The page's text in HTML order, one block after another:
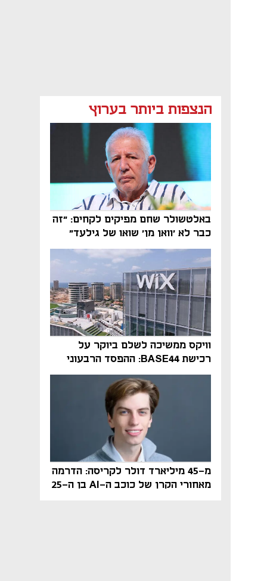
הנצפות ביותר בערוץ
באלטשולר שחם מפיקים לקחים: "זה
כבר לא 'וואן מן' שואו של גילעד"
וויקס ממשיכה לשלם ביוקר על
רכישת BASE44: ההפסד הרבעוני
זינק ל-76 מיליון דולר
מ-45 מיליארד דולר לקריסה: הדרמה
מאחורי הקרן של כוכב ה-AI בן ה-25